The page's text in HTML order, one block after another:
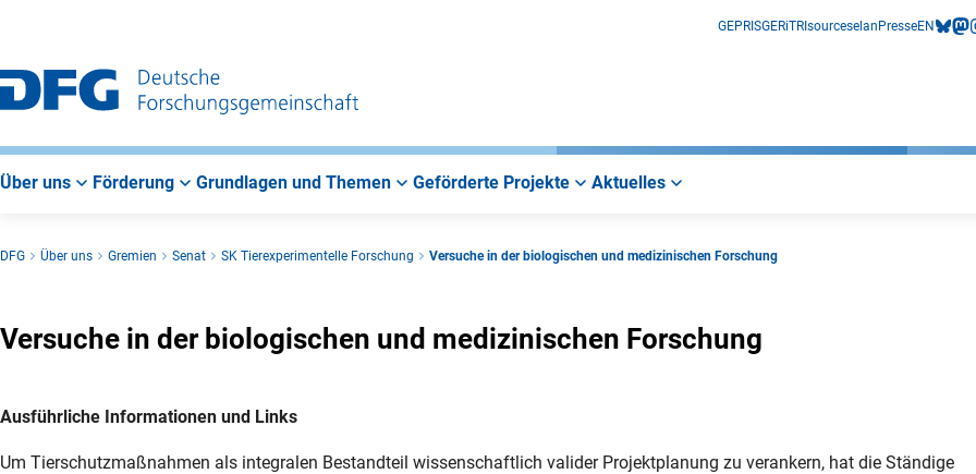
GEPRISGERiTRIsourceselan PresseEN
Über uns Förderung Grundlagen und Themen Geförderte Projekte Aktuelles
DFG Über uns Gremien Senat SK Tierexperimentelle Forschung Versuche in der biologischen und medizinischen Forschung
Versuche in der biologischen und medizinischen Forschung
Ausführliche Informationen und Links
Um Tierschutzmaßnahmen als integralen Bestandteil wissenschaftlich valider Projektplanung zu verankern, hat die Ständige